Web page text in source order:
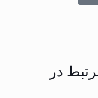
در